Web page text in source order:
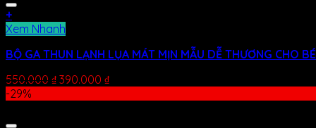
+
Xem Nhanh
BỘ GA THUN LẠNH LỤA MÁT MỊN MẪU DỄ THƯƠNG CHO
550.000 ₫ 390.000 ₫
-29%